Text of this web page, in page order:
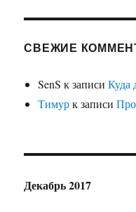
СВЕЖИЕ
SenS к записиКуда
Тимурк записи
Декабрь 2017